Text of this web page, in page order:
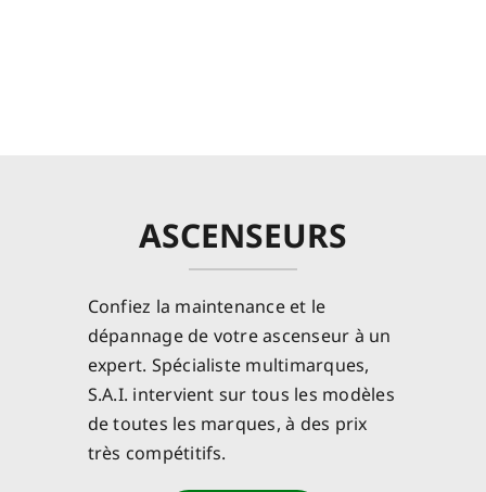
ASCENSEURS
Confiez la maintenance et le
dépannage de votre ascenseur à un
expert. Spécialiste multimarques,
S.A.I. intervient sur tous les modèles
de toutes les marques, à des prix
très compétitifs.